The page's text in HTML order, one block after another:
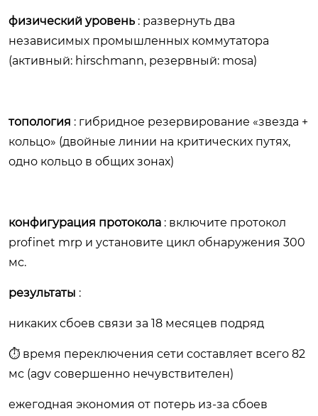
физический уровень : развернуть два
независимых промышленных коммутатора
(активный: hirschmann, резервный: mosa)
топология : гибридное резервирование «звезда +
кольцо» (двойные линии на критических путях,
одно кольцо в общих зонах)
конфигурация протокола : включите протокол
profinet mrp и установите цикл обнаружения 300
мс.
результаты :
никаких сбоев связи за 18 месяцев подряд
⏱ время переключения сети составляет всего 82
мс (agv совершенно нечувствителен)
ежегодная экономия от потерь из-за сбоев